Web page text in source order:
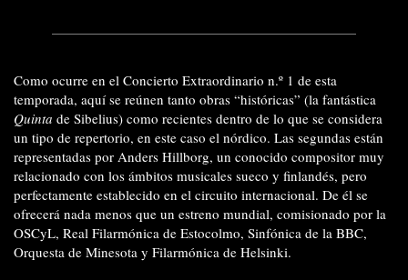
Como ocurre en el Concierto Extraordinario n.º 1 de esta
temporada, aquí se reúnen tanto obras “históricas” (la fantástica
Quinta de Sibelius) como recientes dentro de lo que se considera
un tipo de repertorio, en este caso el nórdico. Las segundas están
representadas por Anders Hillborg, un conocido compositor muy
relacionado con los ámbitos musicales sueco y finlandés, pero
perfectamente establecido en el circuito internacional. De él se
ofrecerá nada menos que un estreno mundial, comisionado por la
OSCyL, Real Filarmónica de Estocolmo, Sinfónica de la BBC,
Orquesta de Minesota y Filarmónica de Helsinki.